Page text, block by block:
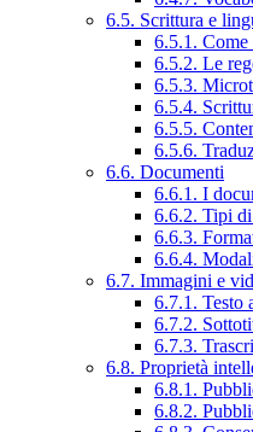
6.5. Scrittura e
6.5.1. Come
6.5.2. Le
6.5.3.
6.5.4.
6.5.5.
6.5.6.
6.6. Documenti
6.6.1. I
6.6.2. Tipi
6.6.3.
6.6.4.
6.7. Immagini e
6.7.1. Testo
6.7.2.
6.7.3.
6.8. Proprietà
6.8.1.
6.8.2.